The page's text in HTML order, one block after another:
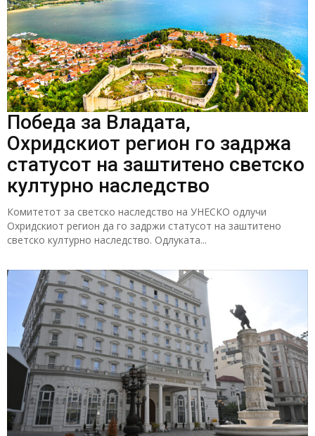
Победа за Владата,
Охридскиот регион го задржа
статусот на заштитено светско
културно наследство
Комитетот за светско наследство на УНЕСКО одлучи
Охридскиот регион да го задржи статусот на заштитено
светско културно наследство. Одлуката...